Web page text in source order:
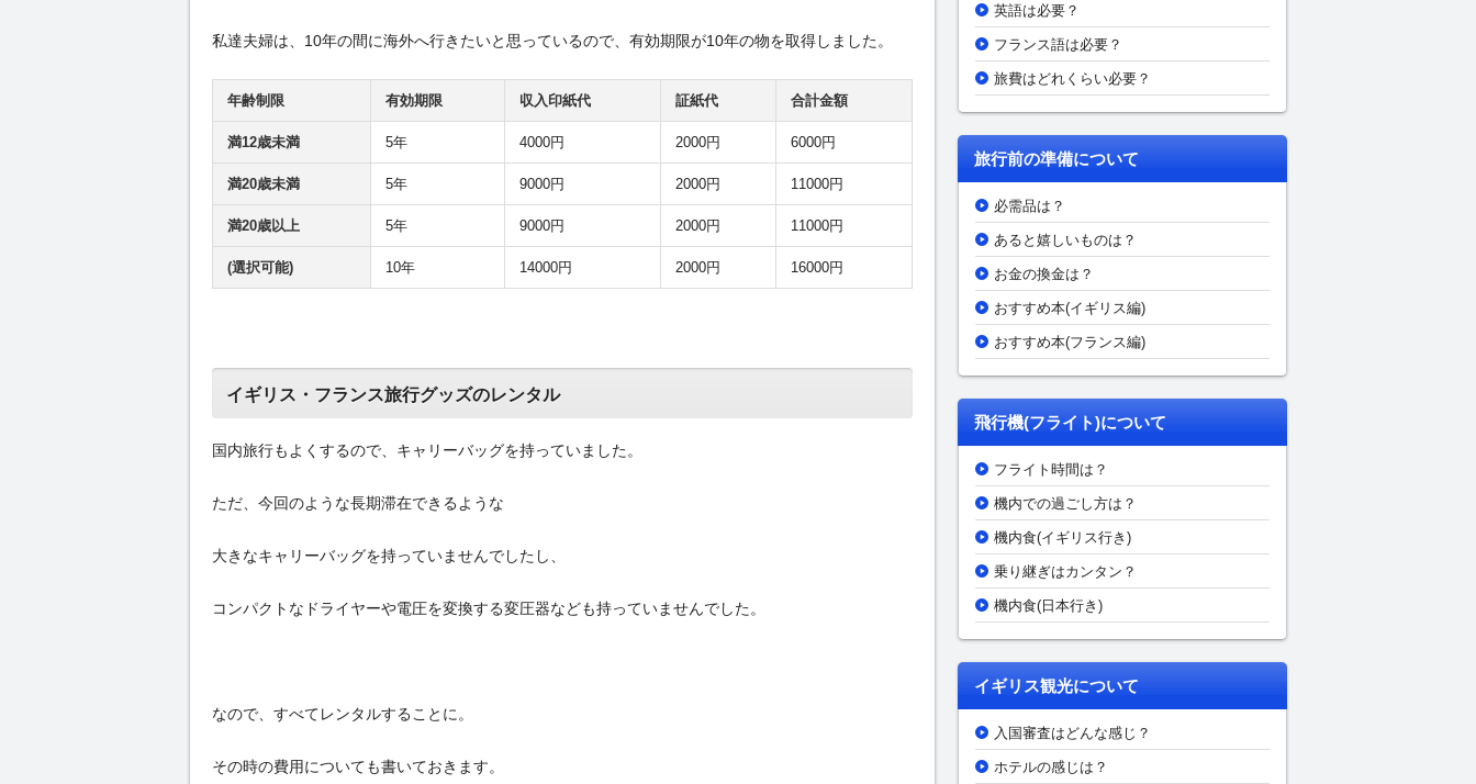
私達夫婦は、10年の間に海外へ行きたいと思っているので、有効期限が10年の物を取得しました。
年齢制限 有効期限 収入印紙代 証紙代 合計金額
満12歳未満 5年 4000円 2000円 6000円
満20歳未満 5年 9000円 2000円 11000円
満20歳以上 5年 9000円 2000円 11000円
(選択可能) 10年 14000円 2000円 16000円
イギリス・フランス旅行グッズのレンタル
国内旅行もよくするので、キャリーバッグを持っていました。
ただ、今回のような長期滞在できるような
大きなキャリーバッグを持っていませんでしたし、
コンパクトなドライヤーや電圧を変換する変圧器なども持っていませんでした。
なので、すべてレンタルすることに。
その時の費用についても書いておきます。
英語は必要？
フランス語は必要？
旅費はどれくらい必要？
旅行前の準備について
必需品は？
あると嬉しいものは？
お金の換金は？
おすすめ本(イギリス編)
おすすめ本(フランス編)
飛行機(フライト)について
フライト時間は？
機内での過ごし方は？
機内食(イギリス行き)
乗り継ぎはカンタン？
機内食(日本行き)
イギリス観光について
入国審査はどんな感じ？
ホテルの感じは？